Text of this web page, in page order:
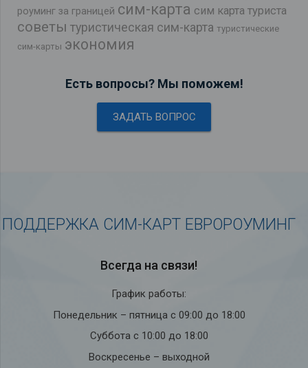
роуминг за границей сим-карта сим карта туриста
советы туристическая сим-карта туристические
сим-карты экономия
Есть вопросы? Мы поможем!
ЗАДАТЬ ВОПРОС
ПОДДЕРЖКА СИМ-КАРТ ЕВРОРОУМИНГ
Всегда на связи!
График работы:
Понедельник – пятница с 09:00 до 18:00
Суббота с 10:00 до 18:00
Воскресенье – выходной